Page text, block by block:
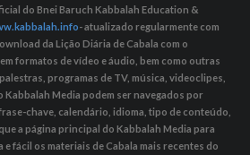
do Bnei Baruch Kabbalah Education &
- atualizado regularmente com
da Lição Diária de Cabala com o
formatos de vídeo e áudio, bem como outras
programas de TV, música, videoclipes,
Kabbalah Media podem ser navegados por
chave, calendário, idioma, tipo de conteúdo,
a página principal do Kabbalah Media para
fácil os materiais de Cabala mais recentes do